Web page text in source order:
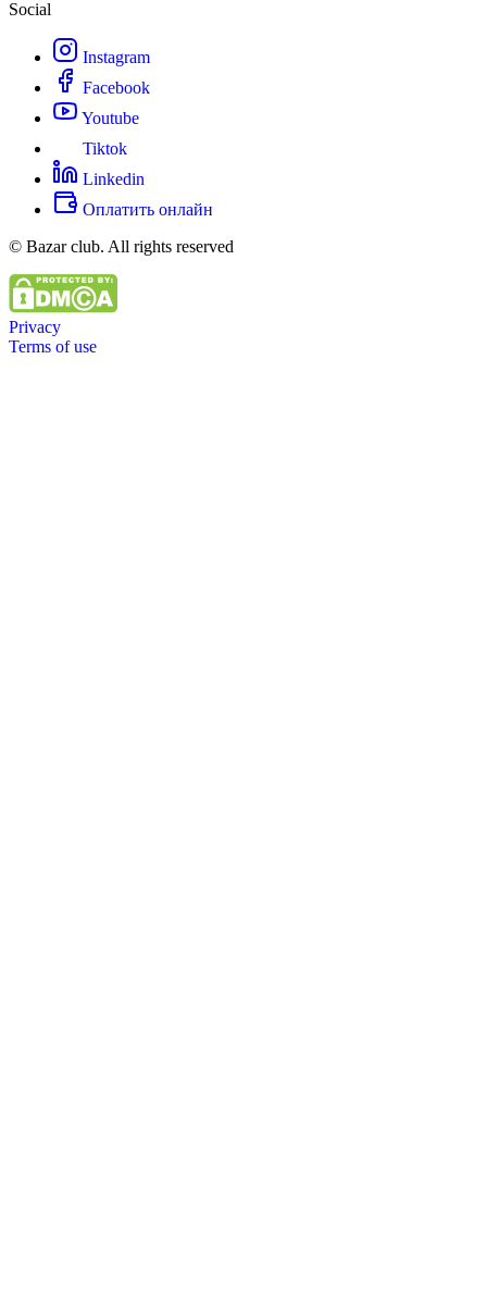
Social
Instagram
Facebook
Youtube
Tiktok
Linkedin
Оплатить онлайн
© Bazar club. All rights reserved
Privacy
Terms of use